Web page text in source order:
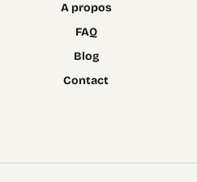
A propos
FAQ
Blog
Contact